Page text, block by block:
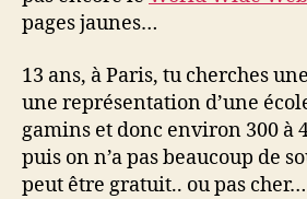
pages jaunes…
13 ans, à Paris, tu cherches
une représentation d’une
gamins et donc environ 300 à
puis on n’a pas beaucoup de
peut être gratuit.. ou pas cher…